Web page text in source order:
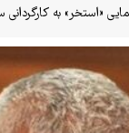
«استخر» به